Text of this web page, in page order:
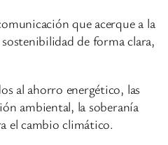
que acerque a la
de forma clara,
al ahorro energético, las
ambiental, la soberanía
el cambio climático.